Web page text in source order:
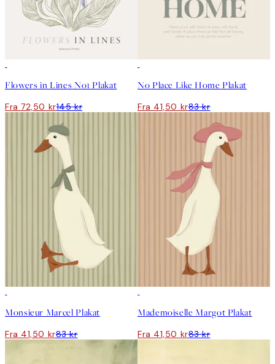
Flowers in Lines No1 Plakat
Fra 72,50 kr145 kr
No Place Like Home Plakat
Fra 41,50 kr83 kr
Monsieur Marcel Plakat
Fra 41,50 kr83 kr
Mademoiselle Margot Plakat
Fra 41,50 kr83 kr